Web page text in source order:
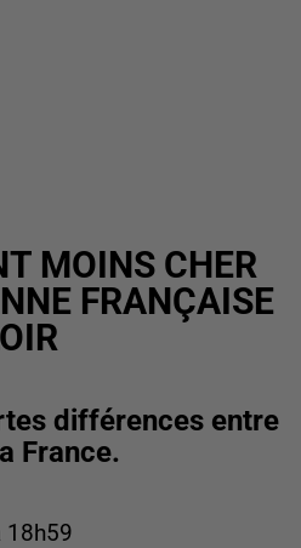
MOINS CHER
FRANÇAISE
différences entre
France.
18h59